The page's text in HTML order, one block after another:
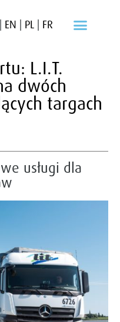
EN PL| FR
L.I.T.
dwóch
targach
usługi dla